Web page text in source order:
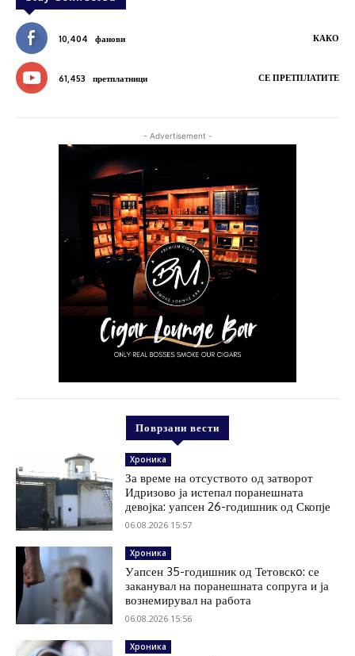
10,404 фанови КАКО
61,453 претплатници СЕ ПРЕТПЛАТИТЕ
- Advertisement -
Поврзани вести
Хроника
За време на отсуството од затворот
Идризово ја истепал поранешната
девојка: уапсен 26-годишник од Скопје
06.08.2026 15:57
Хроника
Уапсен 35-годишник од Тетовскo: се
заканувал на поранешната сопруга и ја
вознемирувал на работа
06.08.2026 15:56
Хроника